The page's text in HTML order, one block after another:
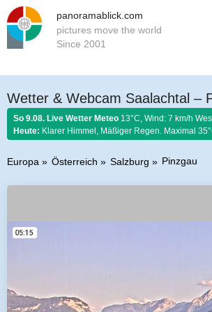
panoramablick.com
pictures move the world
Since 2001
Wetter & Webcam Saalachtal –
So 9.08. Live Wetter Meteo 13°C, Wind: 7 km/h
Heute: Klarer Himmel, Mäßiger Regen. Maximal
Europa Österreich Salzburg Pinzgau